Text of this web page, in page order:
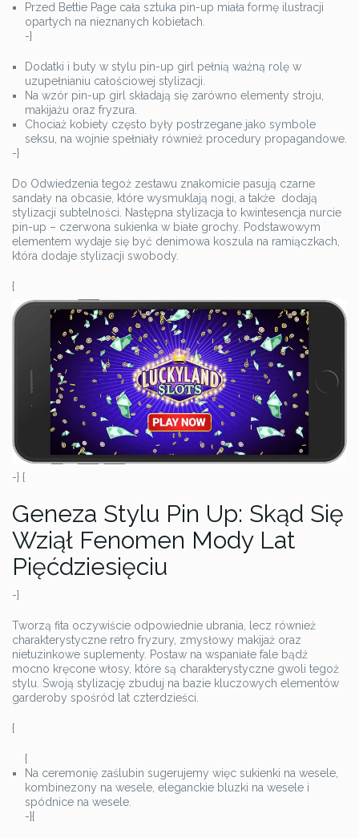
Przed Bettie Page cała sztuka pin-up miała formę ilustracji
opartych na nieznanych kobietach.
-}
Dodatki i buty w stylu pin-up girl pełnią ważną rolę w
uzupełnianiu całościowej stylizacji.
Na wzór pin-up girl składają się zarówno elementy stroju,
makijażu oraz fryzura.
Chociaż kobiety często były postrzegane jako symbole
seksu, na wojnie spełniały również procedury propagandowe.
-}
Do Odwiedzenia tegoż zestawu znakomicie pasują czarne
sandały na obcasie, które wysmuklają nogi, a także dodają
stylizacji subtelności. Następna stylizacja to kwintesencja nurcie
pin-up – czerwona sukienka w białe grochy. Podstawowym
elementem wydaje się być denimowa koszula na ramiączkach,
która dodaje stylizacji swobody.
{
-} {
Geneza Stylu Pin Up: Skąd Się
Wziął Fenomen Mody Lat
Pięćdziesięciu
-}
Tworzą fita oczywiście odpowiednie ubrania, lecz również
charakterystyczne retro fryzury, zmysłowy makijaż oraz
nietuzinkowe suplementy. Postaw na wspaniałe fale bądź
mocno kręcone włosy, które są charakterystyczne gwoli tegoż
stylu. Swoją stylizację zbuduj na bazie kluczowych elementów
garderoby spośród lat czterdzieści.
{
{
Na ceremonię zaślubin sugerujemy więc sukienki na wesele,
kombinezony na wesele, eleganckie bluzki na wesele i
spódnice na wesele.
-}{